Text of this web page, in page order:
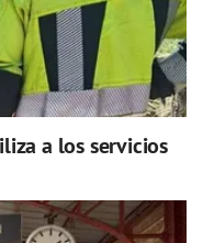
a los servicios